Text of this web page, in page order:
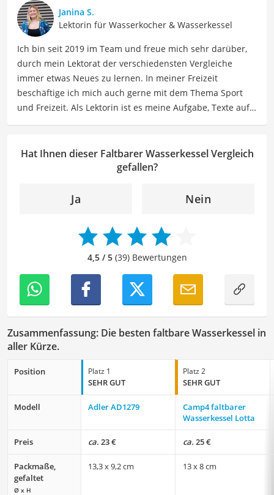
Erfahrung heraus berichte ich über Produkte und
Lösungen, die den Alltag erleichtern und praktische
Helfer für Küche und Haushalt bieten.
Der faltbarer Wasserkessel-Vergleich ist aus unserer Sicht
besonders empfehlenswert fürCamping-Enthusiasten
undReisende.
Janina S.
Lektorin für Wasserkocher & Wasserkessel
Ich bin seit 2019 im Team und freue mich sehr darüber,
durch mein Lektorat der verschiedensten Vergleiche
immer etwas Neues zu lernen. In meiner Freizeit
beschäftige ich mich auch gerne mit dem Thema Sport
und Freizeit. Als Lektorin ist es meine Aufgabe, Texte auf
Autoren dabei zu helfen, ihre Botschaften klar und
effektiv zu kommunizieren. Durch meine Leidenschaft für
Interessen, bringe ich frische Perspektiven sowie neue
dass die Texte sowohl qualitativ hochwertig als auch
ansprechend sind.
Hat Ihnen dieser Faltbarer Wasserkessel Vergleich
gefallen?
Ja Nein
4,5 / 5(39) Bewertungen
Zusammenfassung: Die besten faltbare Wasserkessel in
aller Kürze.
Position Platz 1
SEHR GUT
Platz 2
SEHR GUT
Modell Adler AD1279
Camp4 faltbarer
Wasserkessel Lotta
Preis ca. 23 € ca. 25 €
Packmaße,
gefaltet
Ø x H
13,3 x 9,2 cm 13 x 8 cm